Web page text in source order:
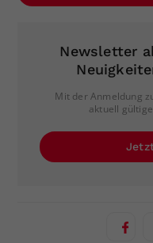
Newsletter
Mit der Anmeldung
aktuell